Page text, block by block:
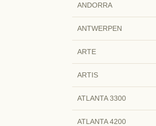
ANDORRA
ANTWERPEN
ARTE
ARTIS
ATLANTA 3300
ATLANTA 4200